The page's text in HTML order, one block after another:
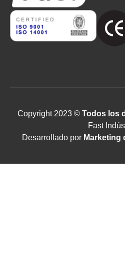
Copyright 2023 © Todos los
Fast
Desarrollado por Marketing